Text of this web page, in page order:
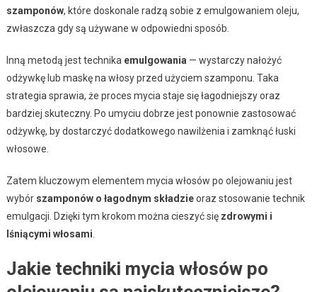
szamponów, które doskonale radzą sobie z emulgowaniem oleju,
zwłaszcza gdy są używane w odpowiedni sposób.
Inną metodą jest technika emulgowania— wystarczy nałożyć
odżywkę lub maskę na włosy przed użyciem szamponu. Taka
strategia sprawia, że proces mycia staje się łagodniejszy oraz
bardziej skuteczny. Po umyciu dobrze jest ponownie zastosować
odżywkę, by dostarczyć dodatkowego nawilżenia i zamknąć łuski
włosowe.
Zatem kluczowym elementem mycia włosów po olejowaniu jest
wybór szamponów o łagodnym składzieoraz stosowanie technik
emulgacji. Dzięki tym krokom można cieszyć się zdrowymi i
lśniącymi włosami.
Jakie techniki mycia włosów po